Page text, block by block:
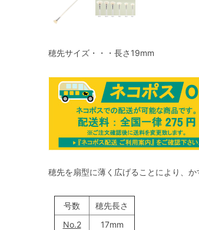
穂先サイズ・・・長さ19mm
穂先を扇型に薄く広げることにより、
号数
穂先長さ
No.2
17mm